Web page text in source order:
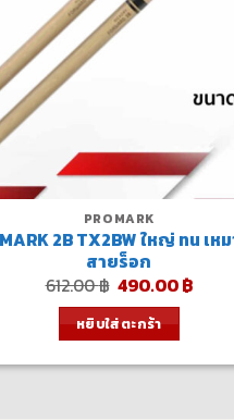
PROMARK
2B TX2BW ใหญ่ ทน เ
สายร็อก
612.00฿ Original
price
was:
612.00 ฿.
490.00฿
หยิบใส่ตะกร้า